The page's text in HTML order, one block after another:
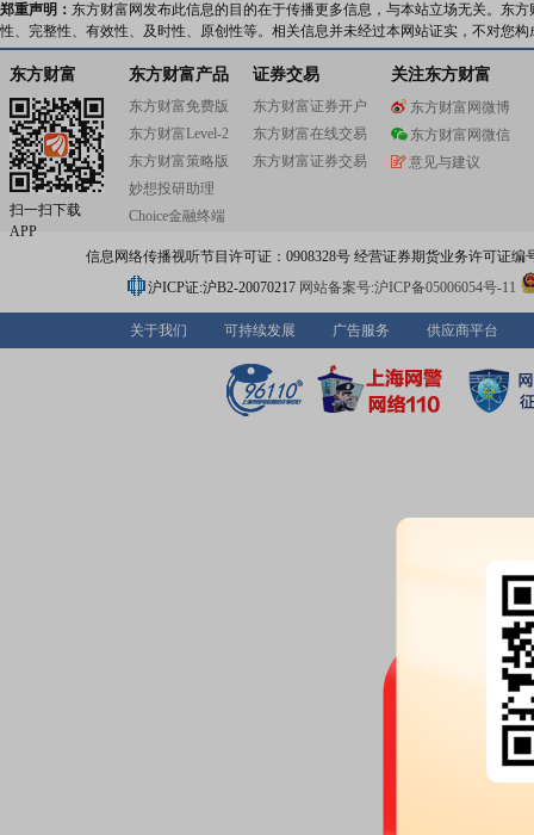
郑重声明： 东方财富网发布此信息的目的在于传播更多信息，与本站立场无关。东
性、完整性、有效性、及时性、原创性等。相关信息并未经过本网站证实，不对您
东方财富
扫一扫下载
APP
东方财富产品
东方财富免费版
东方财富Level-2
东方财富策略版
妙想投研助理
Choice金融终端
证券交易
东方财富证券开户
东方财富在线交易
东方财富证券交易
关注东方财富
东方财富网微博
东方财富网微信
意见与建议
信息网络传播视听节目许可证：0908328号 经营证券期货业务许可证编
沪ICP证:沪B2-20070217 网站备案号:沪ICP备05006054号-11
关于我们 可持续发展 广告服务 供应商平台